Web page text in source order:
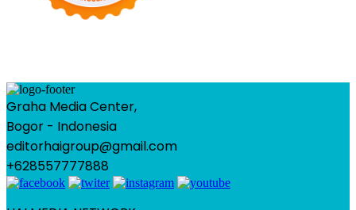
Graha Media Center,
Bogor - Indonesia
editorhaigroup@gmail.com
+628557777888